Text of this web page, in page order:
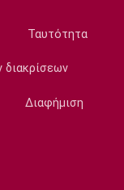
Ταυτότητα
διακρίσεων
Διαφήμιση